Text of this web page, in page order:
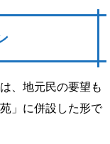
、地元民の要望も
」に併設した形で